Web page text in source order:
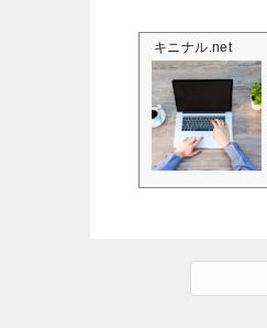
キニナル.net